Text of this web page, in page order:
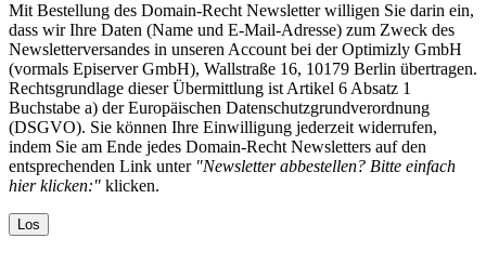
Mit Bestellung des Domain-Recht Newsletter willigen Sie darin ein,
dass wir Ihre Daten (Name und E-Mail-Adresse) zum Zweck des
Newsletterversandes in unseren Account bei der Optimizly GmbH
(vormals Episerver GmbH), Wallstraße 16, 10179 Berlin übertragen.
Rechtsgrundlage dieser Übermittlung ist Artikel 6 Absatz 1
Buchstabe a) der Europäischen Datenschutzgrundverordnung
(DSGVO). Sie können Ihre Einwilligung jederzeit widerrufen,
indem Sie am Ende jedes Domain-Recht Newsletters auf den
entsprechenden Link unter "Newsletter abbestellen? Bitte einfach
hier klicken:" klicken.